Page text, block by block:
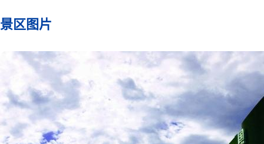
景区图片